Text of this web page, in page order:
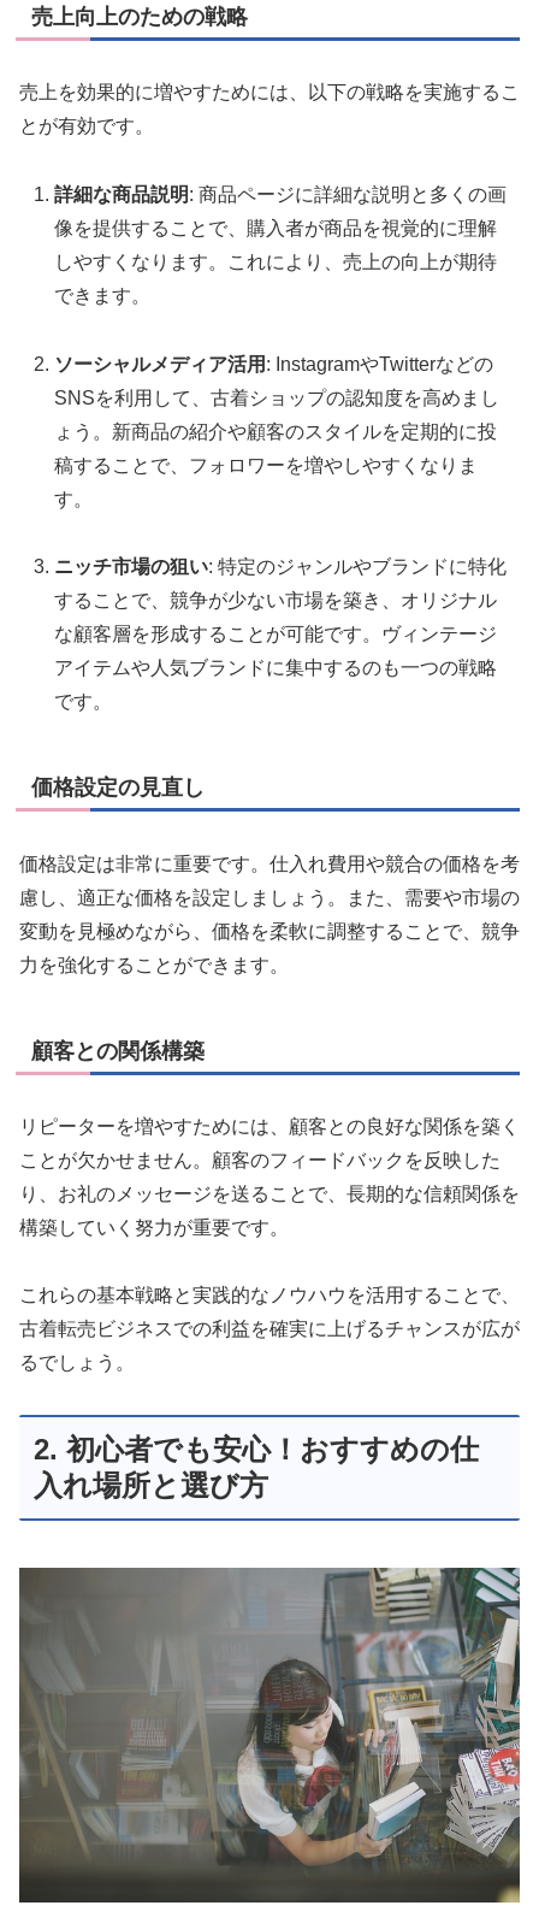
売上向上のための戦略
売上を効果的に増やすためには、以下の戦略を実施するこ
とが有効です。
詳細な商品説明: 商品ページに詳細な説明と多くの画
像を提供することで、購入者が商品を視覚的に理解
しやすくなります。これにより、売上の向上が期待
できます。
ソーシャルメディア活用 : InstagramやTwitterなどの
SNSを利用して、古着ショップの認知度を高めまし
ょう。新商品の紹介や顧客のスタイルを定期的に投
稿することで、フォロワーを増やしやすくなりま
す。
ニッチ市場の狙い: 特定のジャンルやブランドに特化
することで、競争が少ない市場を築き、オリジナル
な顧客層を形成することが可能です。ヴィンテージ
アイテムや人気ブランドに集中するのも一つの戦略
です。
価格設定の見直し
価格設定は非常に重要です。仕入れ費用や競合の価格を考
慮し、適正な価格を設定しましょう。また、需要や市場の
変動を見極めながら、価格を柔軟に調整することで、競争
力を強化することができます。
顧客との関係構築
リピーターを増やすためには、顧客との良好な関係を築く
ことが欠かせません。顧客のフィードバックを反映した
り、お礼のメッセージを送ることで、長期的な信頼関係を
構築していく努力が重要です。
これらの基本戦略と実践的なノウハウを活用することで、
古着転売ビジネスでの利益を確実に上げるチャンスが広が
るでしょう。
2. 初心者でも安心！おすすめの仕
入れ場所と選び方